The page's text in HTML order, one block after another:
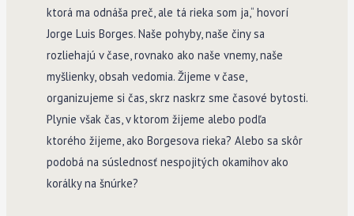
ktorá ma odnáša preč, ale tá rieka som ja,“ hovorí
Jorge Luis Borges. Naše pohyby, naše činy sa
rozliehajú v čase, rovnako ako naše vnemy, naše
myšlienky, obsah vedomia. Žijeme v čase,
organizujeme si čas, skrz naskrz sme časové bytosti.
Plynie však čas, v ktorom žijeme alebo podľa
ktorého žijeme, ako Borgesova rieka? Alebo sa skôr
podobá na súslednosť nespojitých okamihov ako
korálky na šnúrke?